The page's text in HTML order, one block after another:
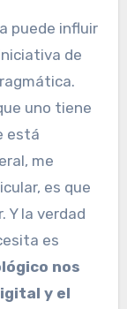
puede influir
de
uno tiene
está
me
es que
Y la verdad
es
nos
y el